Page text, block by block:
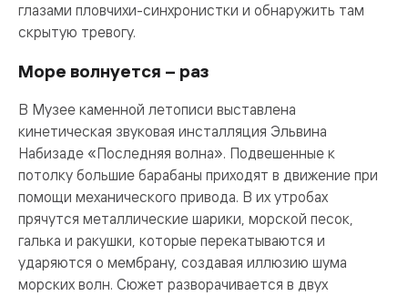
глазами пловчихи-синхронистки и обнаружить там
скрытую тревогу.
Море волнуется – раз
В Музее каменной летописи выставлена
кинетическая звуковая инсталляция Эльвина
Набизаде «Последняя волна». Подвешенные к
потолку большие барабаны приходят в движение при
помощи механического привода. В их утробах
прячутся металлические шарики, морской песок,
галька и ракушки, которые перекатываются и
ударяются о мембрану, создавая иллюзию шума
морских волн. Сюжет разворачивается в двух